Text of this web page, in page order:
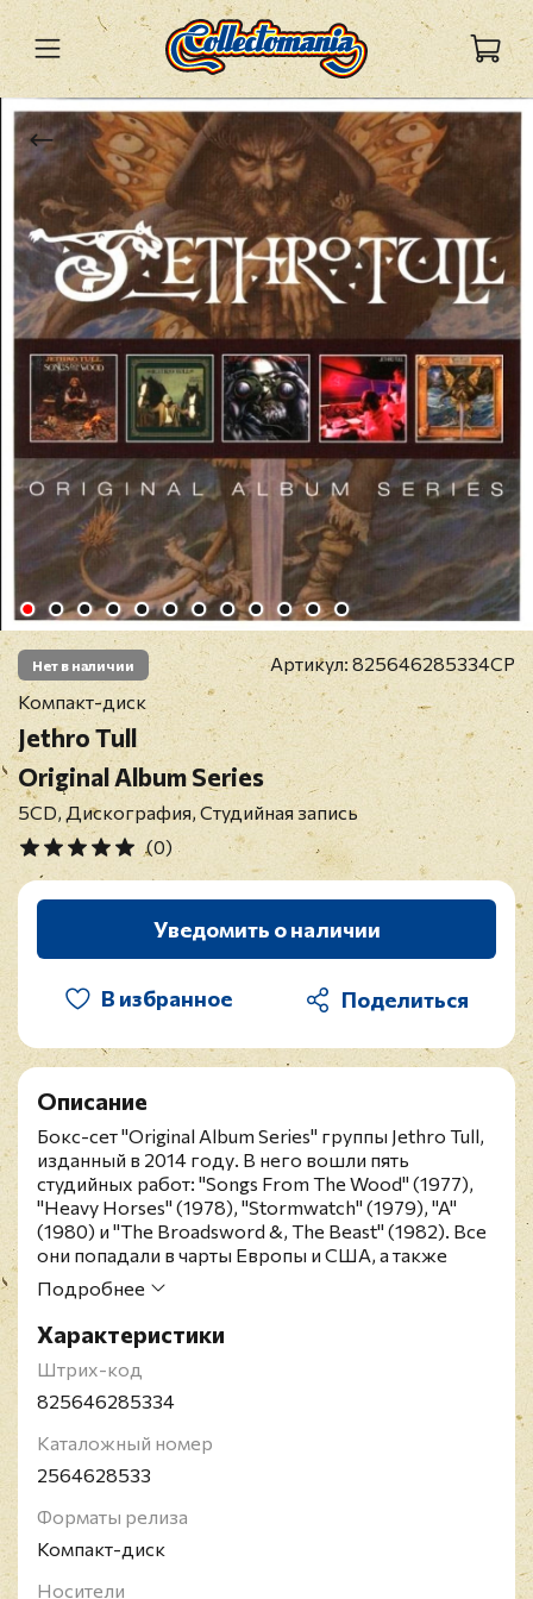
Нет в наличии Артикул: 825646285334CP
Компакт-диск
Jethro Tull
Original Album Series
5CD, Дискография, Студийная запись
(0)
Уведомить о наличии
В избранное
Описание
Бокс-сет "Original Album Series" группы Jethro Tull,
изданный в 2014 году. В него вошли пять
студийных работ: "Songs From The Wood" (1977),
"Heavy Horses" (1978), "Stormwatch" (1979), "A"
(1980) и "The Broadsword &, The Beast" (1982). Все
они попадали в чарты Европы и США, а также
получали золотую сертификацию. "Songs from the
Wood", "Heavy Horses" и "Stormwatch" считаются
фолк-роковыми релизами, выпущенные группой
в конце 1970-х годов. В то время как "A" был
отходом от предыдущих работ Талла, приняв
больше электронного рок-звучания с
стал первым альбомом Tull, выпущенным после
больших изменений в составе, в результате
клавишники Джон Эван и Ди Палмер покинули
группу в 1980 году. Четырнадцатый альбом "The
Broadsword and the Beast" был единственным
релизом коллектива, спродюсированный Полом
Подробнее
Характеристики
Штрих-код
825646285334
Каталожный номер
2564628533
Форматы релиза
Компакт-диск
Носители